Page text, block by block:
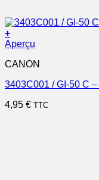
+
Aperçu
CANON
3403C001 / GI-50 C
4,95 € TTC